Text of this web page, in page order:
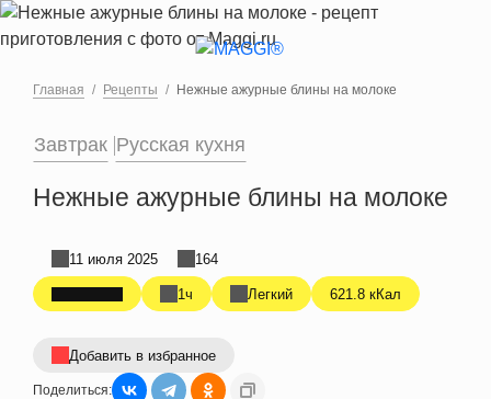
Перейти к основному содержанию
Главная Рецепты Нежные ажурные блины на молоке
Завтрак Русская кухня
Нежные ажурные блины на молоке
1ч Легкий 621.8 кКал
11 июля 2025 164
Добавить в избранное
Поделиться: